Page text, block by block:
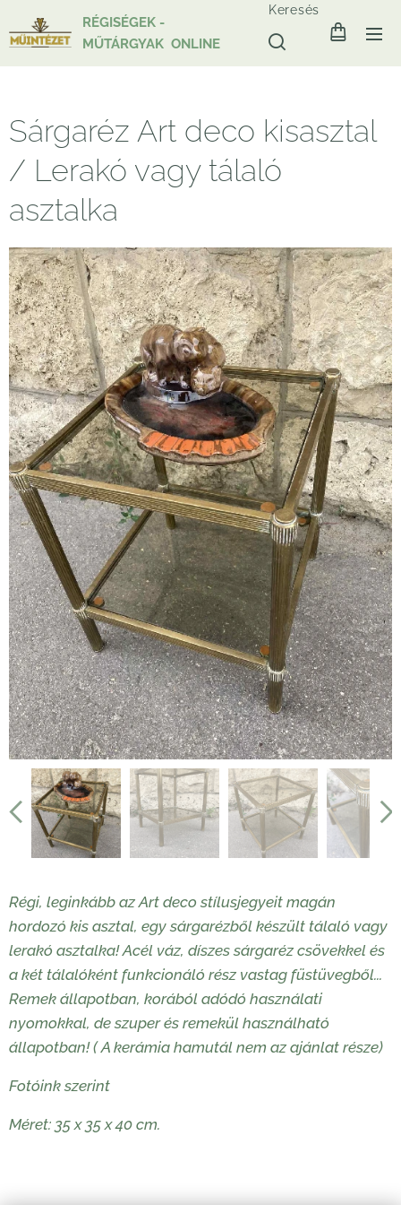
RÉGISÉGEK -
MŰTÁRGYAK ONLINE
Keresés
Sárgaréz Art deco kisasztal
/ Lerakó vagy tálaló
asztalka
Régi, leginkább az Art deco stílusjegyeit magán
hordozó kis asztal, egy sárgarézből készült tálaló vagy
lerakó asztalka! Acél váz, díszes sárgaréz csövekkel és
a két tálalóként funkcionáló rész vastag füstüvegből...
Remek állapotban, korából adódó használati
nyomokkal, de szuper és remekül használható
állapotban! ( A kerámia hamutál nem az ajánlat része)
Fotóink szerint
Méret: 35 x 35 x 40 cm.